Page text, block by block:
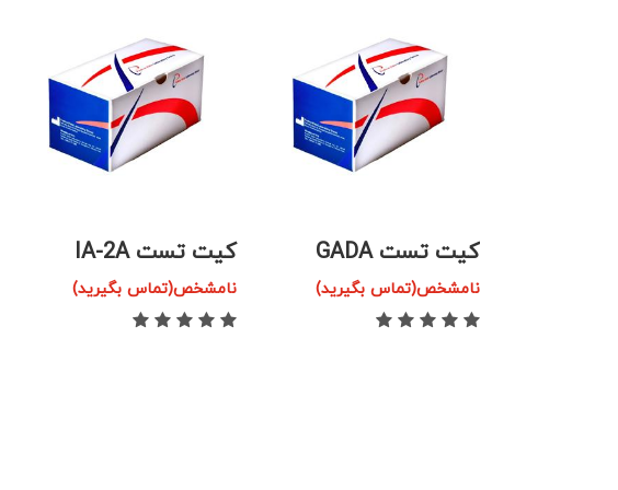
کیت تست IA-2A
نامشخص(تماس بگیرید)
کیت تست اتوآنتی‌بادی
انسولین (IAA)
نامشخص(تماس بگیرید)